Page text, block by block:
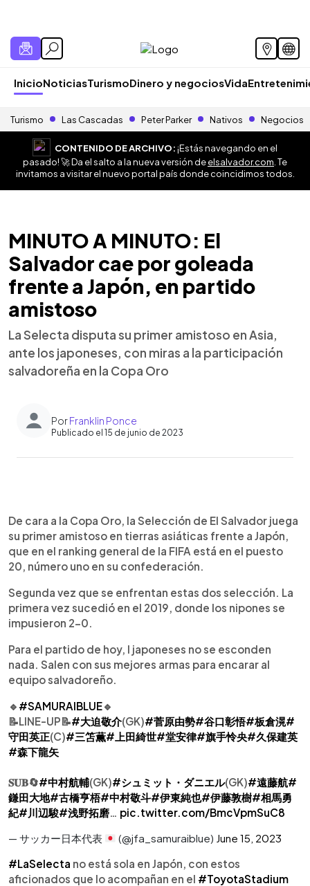
InicioNoticiasTurismoDinero y negociosVida
Turismo Las Cascadas Peter Parker Nativos Negocios
CONTENIDO DE ARCHIVO:¡Estás navegando en el
pasado! 🚀 Da el salto a la nueva versión deelsalvador.com . Te
invitamos a visitar el nuevo portal país donde coincidimos todos.
MINUTO A MINUTO: El
Salvador cae por goleada
frente a Japón, en partido
amistoso
La Selecta disputa su primer amistoso en Asia,
ante los japoneses, con miras a la participación
salvadoreña en la Copa Oro
PorFranklin Ponce
Publicado el 15 de junio de 2023
Escuchar artículo
De cara a la Copa Oro, la Selección de El Salvador juega
su primer amistoso en tierras asiáticas frente a Japón,
que en el ranking general de la FIFA está en el puesto
20, número uno en su confederación.
Segunda vez que se enfrentan estas dos selección. La
primera vez sucedió en el 2019, donde los nipones se
impusieron 2-0.
Para el partido de hoy, l japoneses no se esconden
nada. Salen con sus mejores armas para encarar al
equipo salvadoreño.
🔹 #SAMURAIBLUE🔹
📝LINE-UP📝#大迫敬介(GK)#菅原由勢#谷口彰悟#板倉滉#
守田英正(C)#三笘薫#上田綺世#堂安律#旗手怜央#久保建英
#森下龍矢
𝐒𝐔𝐁🔄#中村航輔(GK)#シュミット・ダニエル(GK)#遠藤航#
鎌田大地#古橋亨梧#中村敬斗#伊東純也#伊藤敦樹#相馬勇
紀#川辺駿#浅野拓磨… pic.twitter.com/BmcVpmSuC8
— サッカー日本代表
(@jfa_samuraiblue) June 15, 2023
#LaSelecta no está sola en Japón, con estos
aficionados que lo acompañan en el #ToyotaStadium